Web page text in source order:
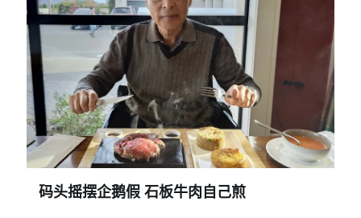
码头摇摆企鹅假 石板牛肉自己煎